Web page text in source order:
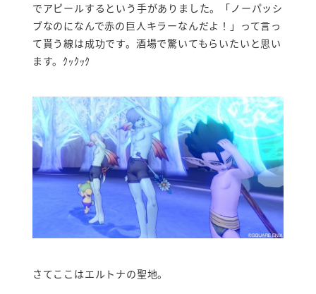
でアピールするという手がありました。「ノーパッシ
ブなのになんで赤の巨人キラーなんだよ！」って言っ
て貰う線は成功です。酒場で驚いてもらいたいと思い
ます。ｸｯｸｯｸ
さてここはエルトナの聖地。